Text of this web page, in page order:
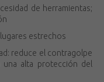
de herramientas;
estrechos
reduce el contragolpe
alta protección del